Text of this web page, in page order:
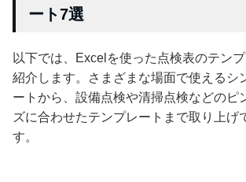
ート7選
以下では、Excelを使った点検表のテン
紹介します。さまざまな場面で使えるシ
ートから、設備点検や清掃点検などのピ
ズに合わせたテンプレートまで取り上げ
す。